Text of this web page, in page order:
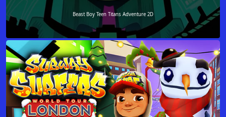
Beast Boy Teen Titans Adventure 2D